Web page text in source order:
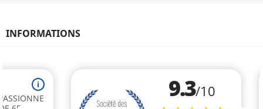
INFORMATIONS